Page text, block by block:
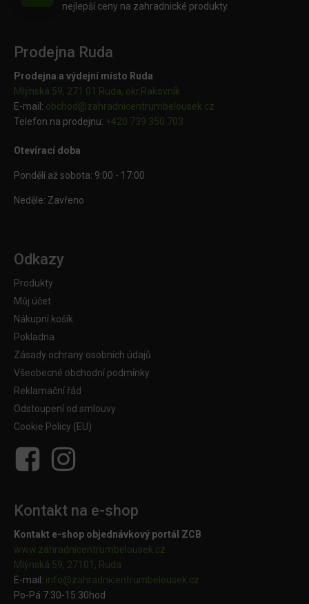
nejlepší ceny na zahradnické produkty.
Prodejna Ruda
Prodejna a výdejní místo Ruda
Mlýnská 59, 271 01 Ruda, okr.Rakovník
E-mail: obchod@zahradnicentrumbelousek.cz
Telefon na prodejnu: +420 739 350 703
Otevírací doba
Pondělí až sobota: 9:00 - 17:00
Neděle: Zavřeno
Odkazy
Produkty
Můj účet
Nákupní košík
Pokladna
Zásady ochrany osobních údajů
Všeobecné obchodní podmínky
Reklamační řád
Odstoupení od smlouvy
Cookie Policy (EU)
Kontakt na e-shop
Kontakt e-shop objednávkový portál ZCB
www.zahradnicentrumbelousek.cz
Mlýnská 59, 27101, Ruda
E-mail: info@zahradnicentrumbelousek. cz
Po-Pá 7:30-15:30hod